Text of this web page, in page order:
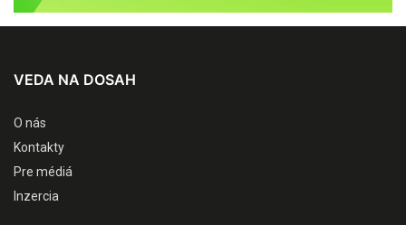
VEDA NA DOSAH
O nás
Kontakty
Pre médiá
Inzercia